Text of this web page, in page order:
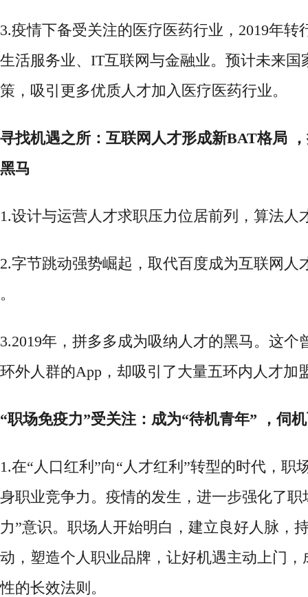
3.疫情下备受关注的医疗医药行业， 2019年转
生活服务业、IT互联网与金融业。预计未来国
策，吸引更多优质人才加入医疗医药行业。
寻找机遇之所：互联网人才形成新BAT格局
黑马
1.设计与运营人才求职压力位居前列，算法人
2.字节跳动强势崛起，取代百度成为互联网人
。
3.2019年，拼多多成为吸纳人才的黑马。这个
环外人群的App，却吸引了大量五环内人才加
“职场免疫力”受关注：成为“待机青年” ，伺
1.在“人口红利”向“人才红利”转型的时代，职
身职业竞争力。疫情的发生，进一步强化了职
力”意识。职场人开始明白，建立良好人脉，
动，塑造个人职业品牌，让好机遇主动上门，
性的长效法则。